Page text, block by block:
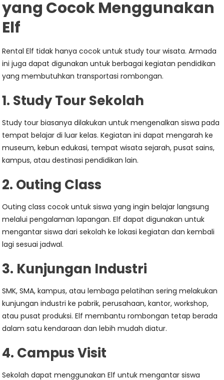
yang Cocok Menggunakan
Elf
Rental Elf tidak hanya cocok untuk study tour wisata. Armada
ini juga dapat digunakan untuk berbagai kegiatan pendidikan
yang membutuhkan transportasi rombongan.
1. Study Tour Sekolah
Study tour biasanya dilakukan untuk mengenalkan siswa pada
tempat belajar di luar kelas. Kegiatan ini dapat mengarah ke
museum, kebun edukasi, tempat wisata sejarah, pusat sains,
kampus, atau destinasi pendidikan lain.
2. Outing Class
Outing class cocok untuk siswa yang ingin belajar langsung
melalui pengalaman lapangan. Elf dapat digunakan untuk
mengantar siswa dari sekolah ke lokasi kegiatan dan kembali
lagi sesuai jadwal.
3. Kunjungan Industri
SMK, SMA, kampus, atau lembaga pelatihan sering melakukan
kunjungan industri ke pabrik, perusahaan, kantor, workshop,
atau pusat produksi. Elf membantu rombongan tetap berada
dalam satu kendaraan dan lebih mudah diatur.
4. Campus Visit
Sekolah dapat menggunakan Elf untuk mengantar siswa